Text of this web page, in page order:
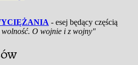
- esej będący częścią
wolność. O wojnie i z wojny"